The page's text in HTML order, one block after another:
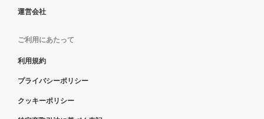
運営会社
ご利用にあたって
利用規約
プライバシーポリシー
クッキーポリシー